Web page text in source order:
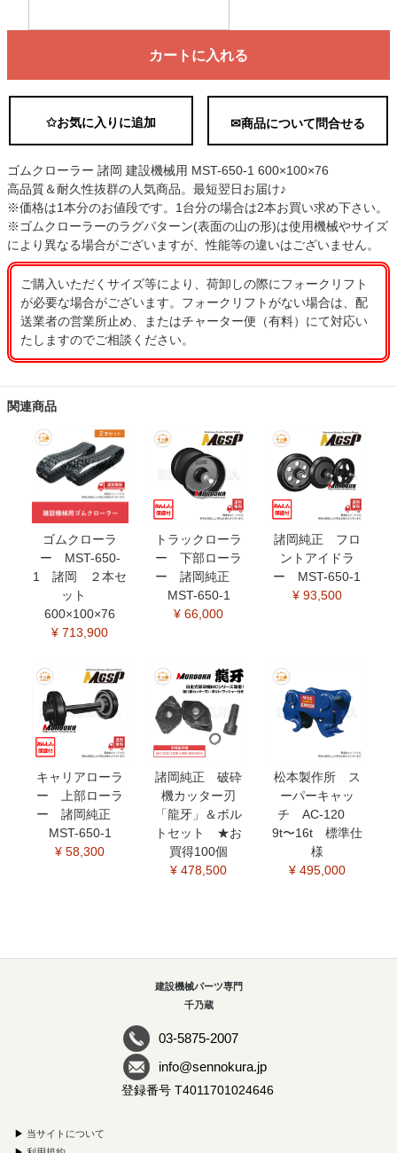
カートに入れる
✩お気に入りに追加 ✉商品について問合せる
ゴムクローラー 諸岡 建設機械用 MST-650-1 600×100×76
高品質＆耐久性抜群の人気商品。最短翌日お届け♪
※価格は1本分のお値段です。1台分の場合は2本お買い求め下さい。
※ゴムクローラーのラグパターン(表面の山の形)は使用機械やサイズ
により異なる場合がございますが、性能等の違いはございません。
ご購入いただくサイズ等により、荷卸しの際にフォークリフト
が必要な場合がございます。フォークリフトがない場合は、配
送業者の営業所止め、またはチャーター便（有料）にて対応い
たしますのでご相談ください。
関連商品
ゴムクローラ
ー MST-650-
1 諸岡 ２本セ
ット
600×100×76
¥ 713,900
トラックローラ
ー 下部ローラ
ー 諸岡純正
MST-650-1
¥ 66,000
諸岡純正 フロ
ントアイドラ
ー MST-650-1
¥ 93,500
キャリアローラ
ー 上部ローラ
ー 諸岡純正
MST-650-1
¥ 58,300
諸岡純正 破砕
機カッター刃
「龍牙」＆ボル
トセット ★お
買得100個
¥ 478,500
松本製作所 ス
ーパーキャッ
チ AC-120
9t〜16t 標準仕
様
¥ 495,000
建設機械パーツ専門
千乃蔵
03-5875-2007
info@sennokura.jp
登録番号 T4011701024646
▶ 当サイトについて